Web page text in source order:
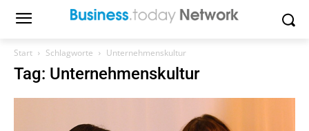
Start Schlagworte Unternehmenskultur
Tag: Unternehmenskultur